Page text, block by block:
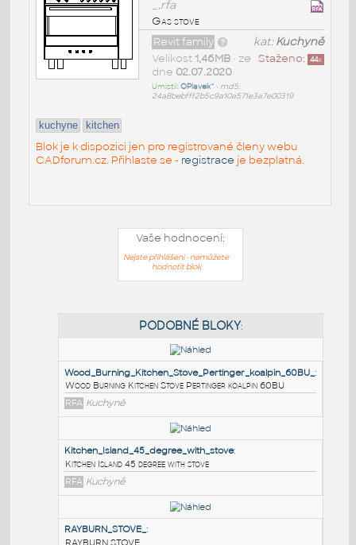
_.rfa
Gas stove
kat:Kuchyně
Revit family
Staženo: 44x
Velikost 1,46MB• ze
dne 02.07.2020
Umístil:OPlavek^ • md5:
24a8bebfff2b5c9a10a571e3a7e00319
kuchyne kitchen
Blok je k dispozici jen pro registrované členy webu
CADforum.cz. Přihlaste se - registrace je bezplatná.
Vaše hodnocení:
Nejste přihlášeni - nemůžete
hodnotit blok
PODOBNÉ BLOKY
Wood Burning Kitchen Stove Pertinger koalpin 60BU
RFA Kuchyně